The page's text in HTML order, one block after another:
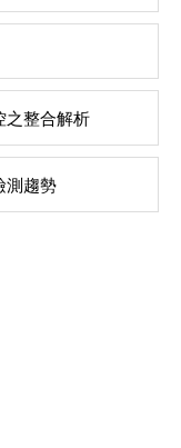
之整合解析
測趨勢